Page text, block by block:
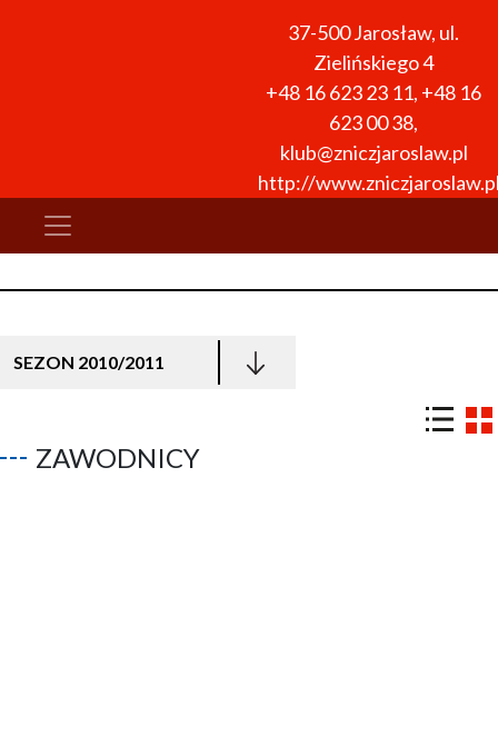
37-500Jarosław, ul.
Zielińskiego 4
+48 16 623 23 11, +48 16
623 00 38,
klub@zniczjaroslaw.pl
http://
SEZON 2010/2011
ZAWODNICY